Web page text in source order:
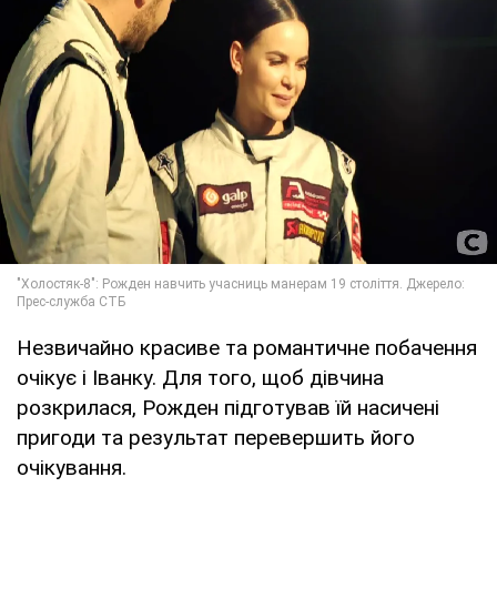
Незвичайно красиве та романтичне побачення
очікує і Іванку. Для того, щоб дівчина
розкрилася, Рожден підготував їй насичені
пригоди та результат перевершить його
очікування.